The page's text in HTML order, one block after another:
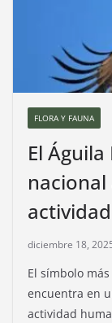
FLORA Y FAUNA
El
diciembre 18,
El símbolo
encuentra en
actividad